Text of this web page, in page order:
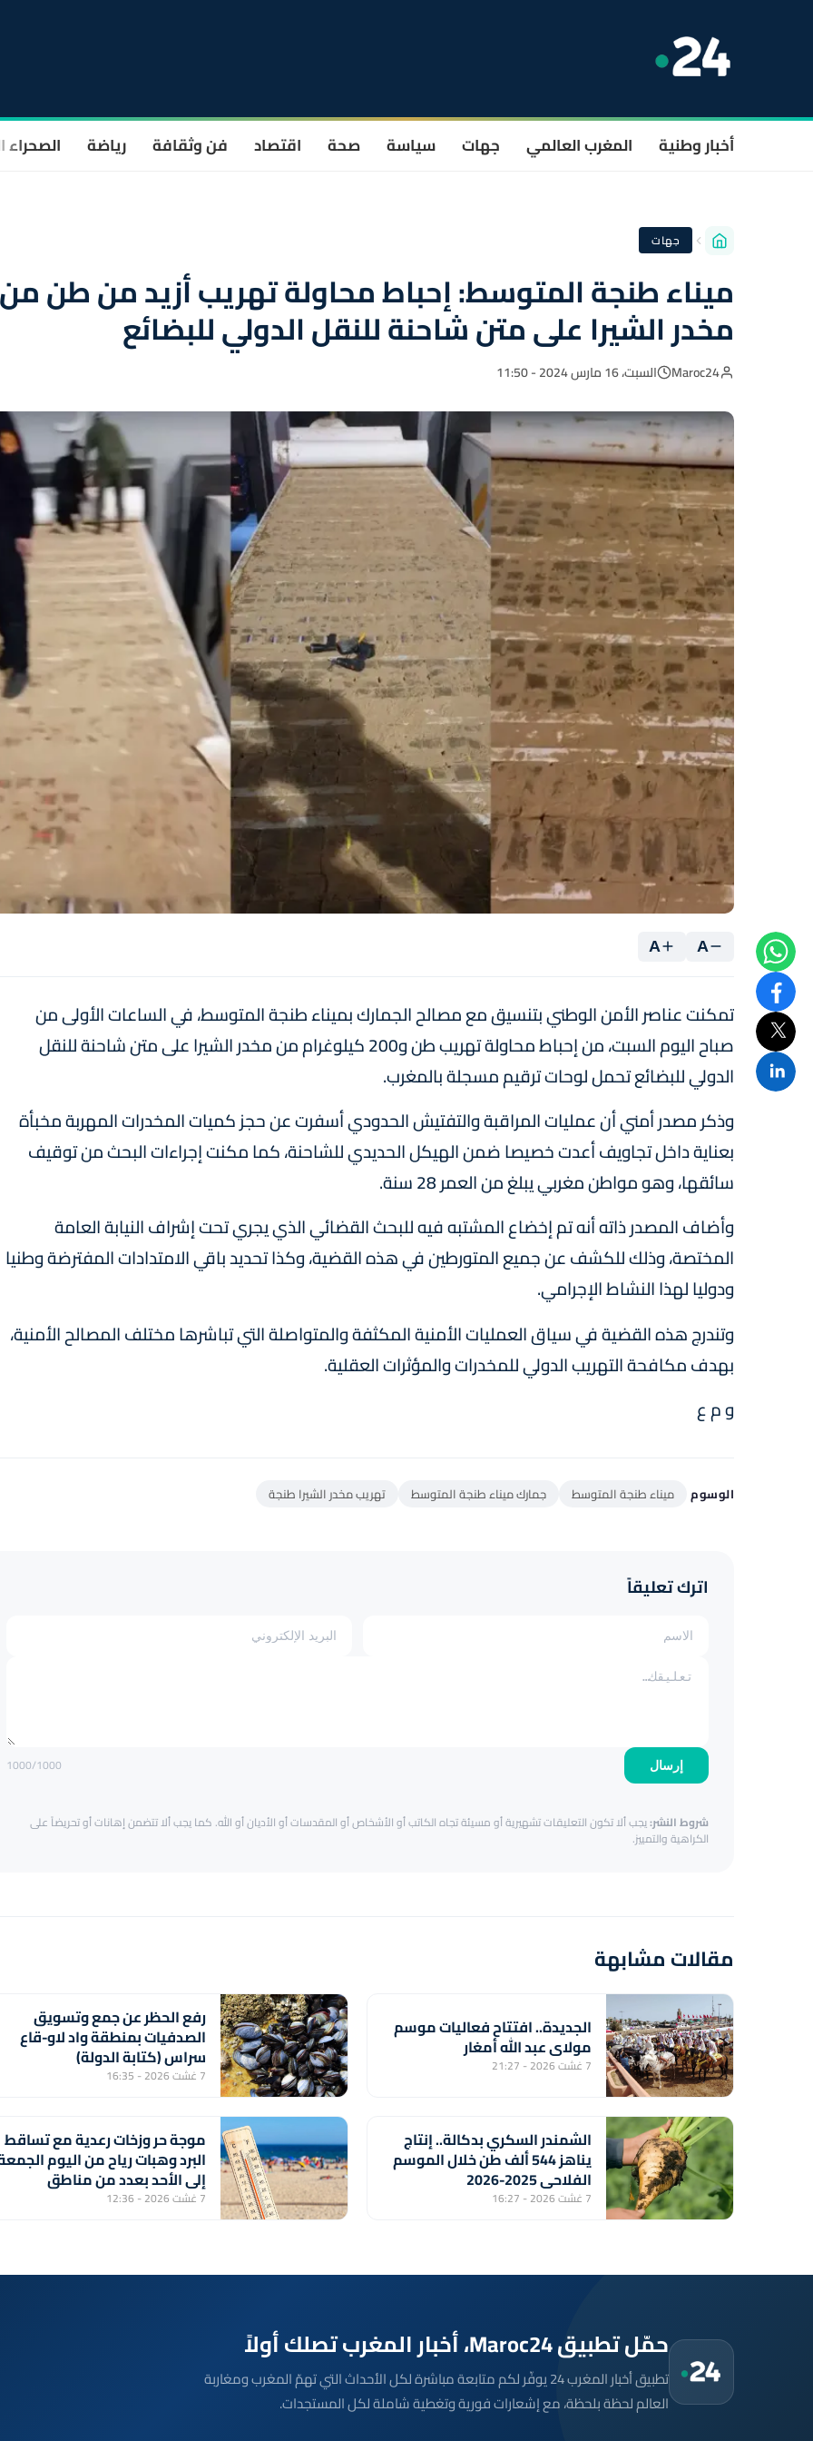
أخبار وطنية المغرب العالمي جهات سياسة صحة اقتصاد فن وثقافة رياضة الصحراء
جهات
ميناء طنجة المتوسط: إحباط محاولة تهريب أزيد من طن من
مخدر الشيرا على متن شاحنة للنقل الدولي للبضائع
Maroc24 السبت، 16 مارس 2024 - 11:50
A
A
تمكنت عناصر الأمن الوطني بتنسيق مع مصالح الجمارك بميناء طنجة المتوسط، في الساعات الأولى من
صباح اليوم السبت، من إحباط محاولة تهريب طن و200 كيلوغرام من مخدر الشيرا على متن شاحنة للنقل
الدولي للبضائع تحمل لوحات ترقيم مسجلة بالمغرب.
وذكر مصدر أمني أن عمليات المراقبة والتفتيش الحدودي أسفرت عن حجز كميات المخدرات المهربة مخبأة
بعناية داخل تجاويف أعدت خصيصا ضمن الهيكل الحديدي للشاحنة، كما مكنت إجراءات البحث من توقيف
سائقها، وهو مواطن مغربي يبلغ من العمر 28 سنة.
وأضاف المصدر ذاته أنه تم إخضاع المشتبه فيه للبحث القضائي الذي يجري تحت إشراف النيابة العامة
المختصة، وذلك للكشف عن جميع المتورطين في هذه القضية، وكذا تحديد باقي الامتدادات المفترضة وطنيا
ودوليا لهذا النشاط الإجرامي.
وتندرج هذه القضية في سياق العمليات الأمنية المكثفة والمتواصلة التي تباشرها مختلف المصالح الأمنية،
بهدف مكافحة التهريب الدولي للمخدرات والمؤثرات العقلية.
و م ع
الوسوم ميناء طنجة المتوسط جمارك ميناء طنجة المتوسط تهريب مخدر الشيرا طنجة
اترك تعليقاً
إرسال 1000/1000
شروط النشر:يجب ألا تكون التعليقات تشهيرية أو مسيئة تجاه الكاتب أو الأشخاص أو المقدسات أو الأديان أو الله. كما يجب ألا تتضمن إهانات أو تحريضاً على
الكراهية والتمييز.
مقالات مشابهة
الجديدة.. افتتاح فعاليات موسم
مولاي عبد الله أمغار
7 غشت 2026 - 21:27
رفع الحظر عن جمع وتسويق
الصدفيات بمنطقة واد لاو-قاع
سراس (كتابة الدولة)
7 غشت 2026 - 16:35
الشمندر السكري بدكالة.. إنتاج
يناهز 544 ألف طن خلال الموسم
الفلاحي 2025-2026
7 غشت 2026 - 16:27
موجة حر وزخات رعدية مع تساقط
البرد وهبات رياح من اليوم
إلى الأحد بعدد من مناطق
المملكة (نشرة إنذارية)
7 غشت 2026 - 12:36
حمّل تطبيق Maroc24، أخبار المغرب تصلك أولاً
تطبيق أخبار المغرب 24 يوفّر لكم متابعة مباشرة لكل الأحداث التي تهمّ المغرب ومغاربة
العالم لحظة بلحظة، مع إشعارات فورية وتغطية شاملة لكل المستجدات.